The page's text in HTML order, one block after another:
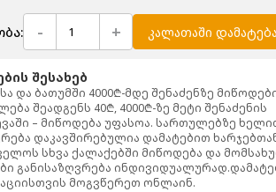
- + კალათაში დამატება
შესახებ
და ბათუმში 4000₾-მდე შენაძენზე
შეადგენს 40₾, 4000₾-ზე მეტი შენაძენის
– მიწოდება უფასოა. სართულებზე
დაკავშირებულია დამატებით
სხვა ქალაქებში მიწოდება და
განისაზღვრება
მოგვწერეთ ონლაინ.